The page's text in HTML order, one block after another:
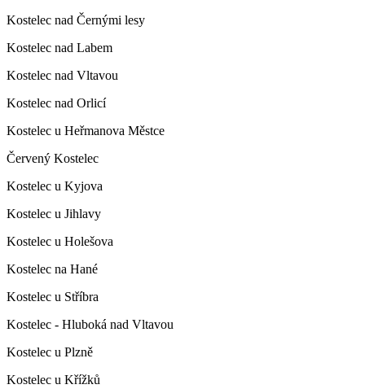
Kostelec nad Černými lesy
Kostelec nad Labem
Kostelec nad Vltavou
Kostelec nad Orlicí
Kostelec u Heřmanova Městce
Červený Kostelec
Kostelec u Kyjova
Kostelec u Jihlavy
Kostelec u Holešova
Kostelec na Hané
Kostelec u Stříbra
Kostelec - Hluboká nad Vltavou
Kostelec u Plzně
Kostelec u Křížků